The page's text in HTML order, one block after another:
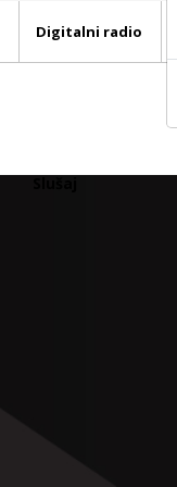
Digitalni radio